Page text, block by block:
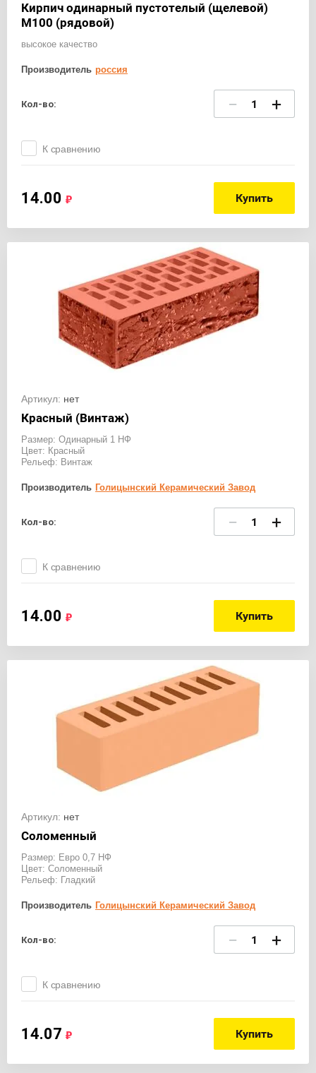
Кирпич одинарный пустотелый (щелевой)
М100 (рядовой)
высокое качество
Производитель россия
Кол-во: − +
К сравнению
14.00 Купить
Артикул: нет
Красный (Винтаж)
Размер: Одинарный 1 НФ
Цвет: Красный
Рельеф: Винтаж
Производитель Голицынский Керамический Завод
Кол-во: − +
К сравнению
14.00 Купить
Артикул: нет
Соломенный
Размер: Евро 0,7 НФ
Цвет: Соломенный
Рельеф: Гладкий
Производитель Голицынский Керамический Завод
Кол-во: − +
К сравнению
14.07 Купить